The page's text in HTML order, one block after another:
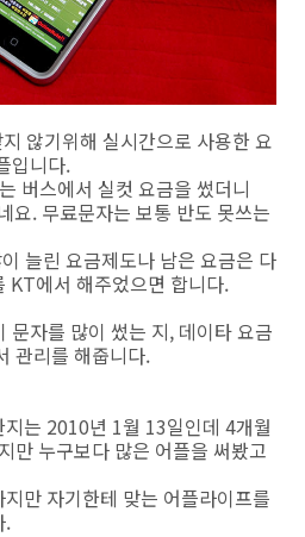
않기위해 실시간으로 사용한 요
입니다.
버스에서 실컷 요금을 썼더니
요. 무료문자는 보통 반도 못쓰는
늘린 요금제도나 남은 요금은 다
KT에서 해주었으면 합니다.
자를 많이 썼는 지, 데이타 요금
관리를 해줍니다.
는 2010년 1월 13일인데 4개월
만 누구보다 많은 어플을 써봤고
만 자기한테 맞는 어플라이프를
.